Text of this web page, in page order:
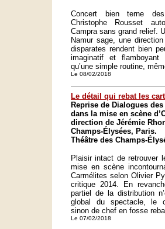
Concert bien terne
Christophe Rousset
Campra sans grand relief.
Namur sage, une
disparates rendent bien
imaginatif et
qu’une simple routine,
Le 08/02/2018
Le détail qui rebat les
Reprise de Dialogues
dans la mise en scène
direction de Jérémie
Champs-Élysées, Paris.
Théâtre des Champs-
Plaisir intact de retrouver
mise en scène
Carmélites selon Olivier
critique 2014. En
partiel de la distribution
global du spectacle, le
sinon de chef en fosse
Le 07/02/2018